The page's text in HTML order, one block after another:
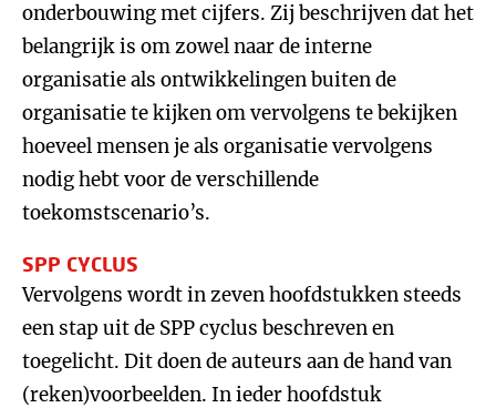
onderbouwing met cijfers. Zij beschrijven dat het
belangrijk is om zowel naar de interne
organisatie als ontwikkelingen buiten de
organisatie te kijken om vervolgens te bekijken
hoeveel mensen je als organisatie vervolgens
nodig hebt voor de verschillende
toekomstscenario’s.
SPP CYCLUS
Vervolgens wordt in zeven hoofdstukken steeds
een stap uit de SPP cyclus beschreven en
toegelicht. Dit doen de auteurs aan de hand van
(reken)voorbeelden. In ieder hoofdstuk